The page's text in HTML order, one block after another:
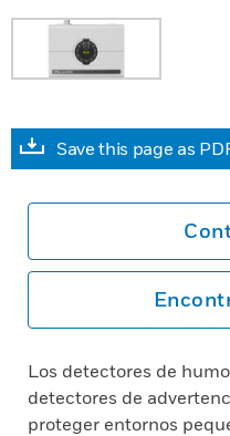
Save this page as
Los detectores de
detectores de
proteger entornos